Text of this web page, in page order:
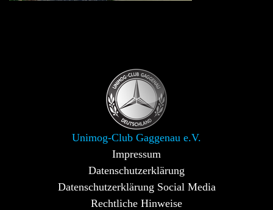
Unimog-Club Gaggenau e.V.
Impressum
Datenschutzerklärung
Datenschutzerklärung Social Media
Rechtliche Hinweise